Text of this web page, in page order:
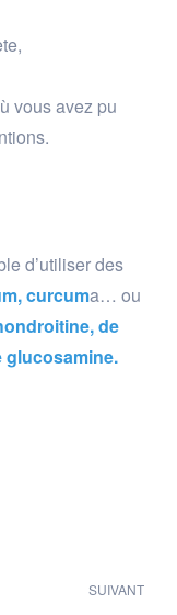
vous avez pu
d’utiliser des
curcuma… ou
de
glucosamine.
SUIVANT